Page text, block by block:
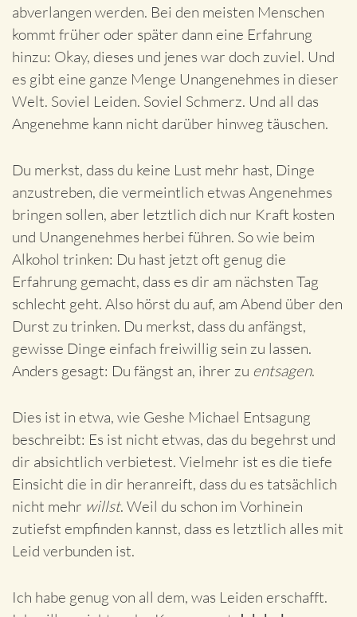
abverlangen werden. Bei den meisten Menschen
kommt früher oder später dann eine Erfahrung
hinzu: Okay, dieses und jenes war doch zuviel. Und
es gibt eine ganze Menge Unangenehmes in dieser
Welt. Soviel Leiden. Soviel Schmerz. Und all das
Angenehme kann nicht darüber hinweg täuschen.
Du merkst, dass du keine Lust mehr hast, Dinge
anzustreben, die vermeintlich etwas Angenehmes
bringen sollen, aber letztlich dich nur Kraft kosten
und Unangenehmes herbei führen. So wie beim
Alkohol trinken: Du hast jetzt oft genug die
Erfahrung gemacht, dass es dir am nächsten Tag
schlecht geht. Also hörst du auf, am Abend über den
Durst zu trinken. Du merkst, dass du anfängst,
gewisse Dinge einfach freiwillig sein zu lassen.
Anders gesagt: Du fängst an, ihrer zu entsagen.
Dies ist in etwa, wie Geshe Michael Entsagung
beschreibt: Es ist nicht etwas, das du begehrst und
dir absichtlich verbietest. Vielmehr ist es die tiefe
Einsicht die in dir heranreift, dass du es tatsächlich
nicht mehr willst. Weil du schon im Vorhinein
zutiefst empfinden kannst, dass es letztlich alles mit
Leid verbunden ist.
Ich habe genug von all dem, was Leiden erschafft.